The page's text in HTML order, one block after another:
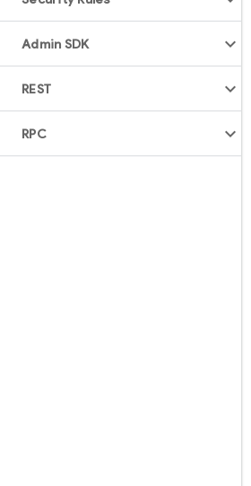
Admin SDK
REST
RPC